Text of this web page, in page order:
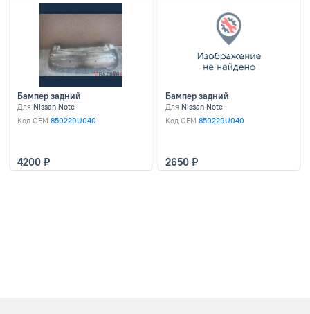
Бампер задний
Для Nissan Note
Код OEM 850229U040
4200
Бампер задний
Для Nissan Note
Код OEM 850229U040
2650